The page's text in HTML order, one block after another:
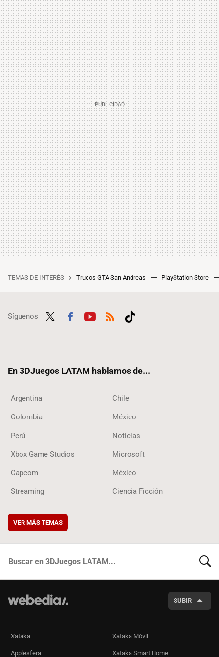
TEMAS DE INTERÉS Trucos GTA San Andreas PlayStation Store
Síguenos
En 3DJuegos LATAM hablamos de...
Argentina Chile
Colombia México
Perú Noticias
Xbox Game Studios Microsoft
Capcom México
Streaming Ciencia Ficción
VER MÁS TEMAS
SUBIR
Xataka Xataka Móvil
Applesfera Xataka Smart Home